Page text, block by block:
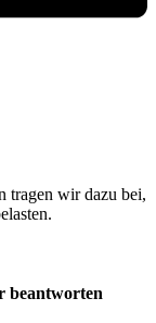
tragen wir dazu bei,
beantworten